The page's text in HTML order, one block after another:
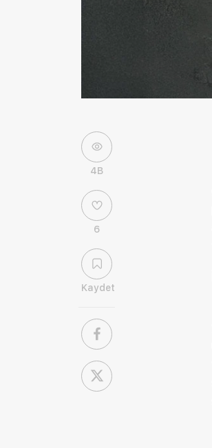
4B
6
Kaydet